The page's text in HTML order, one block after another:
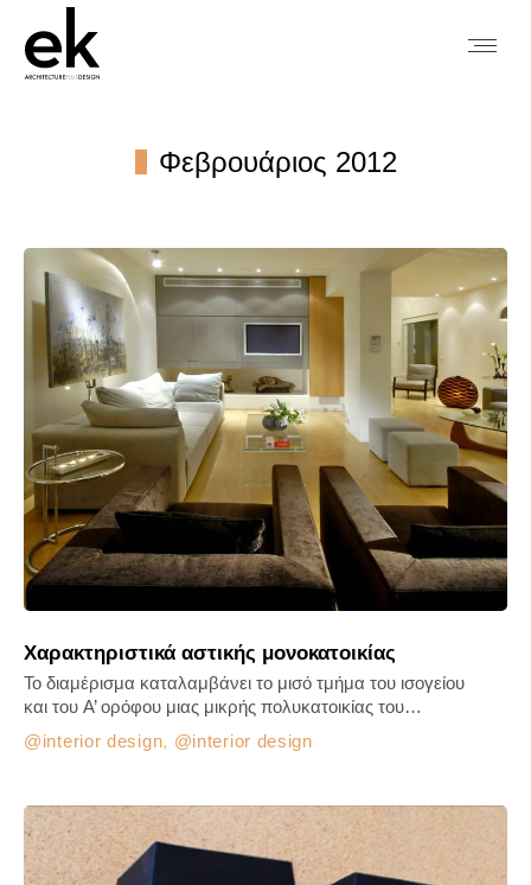
Φεβρουάριος 2012
Χαρακτηριστικά αστικής μονοκατοικίας
interior design, interior design
Το διαμέρισμα καταλαμβάνει το μισό τμήμα του ισογείου
και του A’ ορόφου μιας μικρής πολυκατοικίας του…